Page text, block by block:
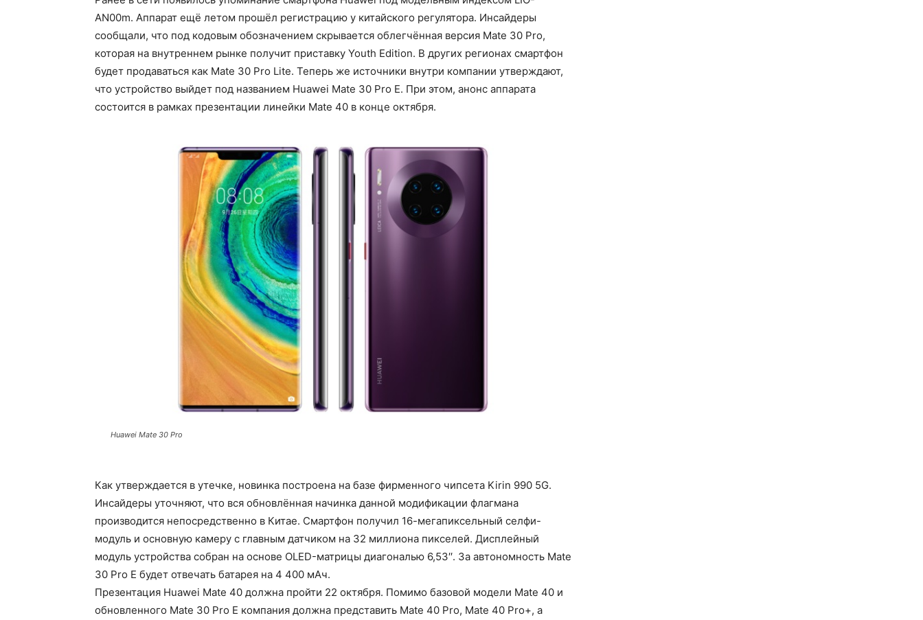
AN00m. Аппарат ещё летом прошёл регистрацию у китайского регулятора. Инсайдеры
сообщали, что под кодовым обозначением скрывается облегчённая версия Mate 30 Pro,
которая на внутреннем рынке получит приставку Youth Edition. В других регионах смартфон
будет продаваться как Mate 30 Pro Lite. Теперь же источники внутри компании утверждают,
что устройство выйдет под названием Huawei Mate 30 Pro E. При этом, анонс аппарата
состоится в рамках презентации линейки Mate 40 в конце октября.
Huawei Mate 30 Pro
Как утверждается в утечке, новинка построена на базе фирменного чипсета Kirin 990 5G.
Инсайдеры уточняют, что вся обновлённая начинка данной модификации флагмана
производится непосредственно в Китае. Смартфон получил 16-мегапиксельный селфи-
модуль и основную камеру с главным датчиком на 32 миллиона пикселей. Дисплейный
модуль устройства собран на основе OLED-матрицы диагональю 6,53′′. За автономность Mate
30 Pro E будет отвечать батарея на 4 400 мАч.
Презентация Huawei Mate 40 должна пройти 22 октября. Помимо базовой модели Mate 40 и
обновленного Mate 30 Pro E компания должна представить Mate 40 Pro, Mate 40 Pro+, а